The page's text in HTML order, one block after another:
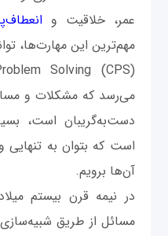
عمر، خلاقیت و
مهم‌ترین این مهارت‌ها،
می‌رسد که مشکلات و
دست‌به‌گریبان است،
است که بتوان به
آن‌ها برویم.
در نیمه قرن بیستم
مسائل از طریق